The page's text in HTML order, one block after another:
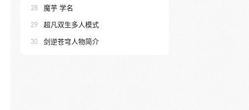
28 魔芋 学名
29 超凡双生多人模式
30 剑逆苍穹人物简介